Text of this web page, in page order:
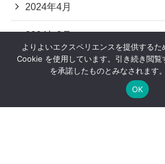
2024年4月
2024年3月
よりよいエクスペリエンスを提供する
Cookie を使用しています。引き続き閲
を承諾したものとみなされます。
OK